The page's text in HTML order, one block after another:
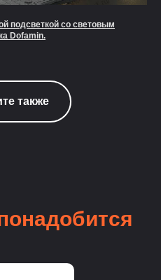
подсветкой со световым
Dofamin.
также